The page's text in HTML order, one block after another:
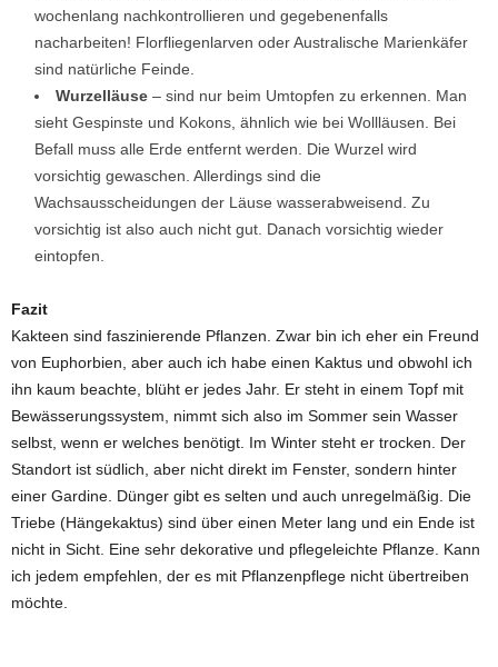
wochenlang nachkontrollieren und gegebenenfalls
nacharbeiten! Florfliegenlarven oder Australische Marienkäfer
sind natürliche Feinde.
Wurzelläuse – sind nur beim Umtopfen zu erkennen. Man
sieht Gespinste und Kokons, ähnlich wie bei Wollläusen. Bei
Befall muss alle Erde entfernt werden. Die Wurzel wird
vorsichtig gewaschen. Allerdings sind die
Wachsausscheidungen der Läuse wasserabweisend. Zu
vorsichtig ist also auch nicht gut. Danach vorsichtig wieder
eintopfen.
Fazit
Kakteen sind faszinierende Pflanzen. Zwar bin ich eher ein Freund
von Euphorbien, aber auch ich habe einen Kaktus und obwohl ich
ihn kaum beachte, blüht er jedes Jahr. Er steht in einem Topf mit
Bewässerungssystem, nimmt sich also im Sommer sein Wasser
selbst, wenn er welches benötigt. Im Winter steht er trocken. Der
Standort ist südlich, aber nicht direkt im Fenster, sondern hinter
einer Gardine. Dünger gibt es selten und auch unregelmäßig. Die
Triebe (Hängekaktus) sind über einen Meter lang und ein Ende ist
nicht in Sicht. Eine sehr dekorative und pflegeleichte Pflanze. Kann
ich jedem empfehlen, der es mit Pflanzenpflege nicht übertreiben
möchte.